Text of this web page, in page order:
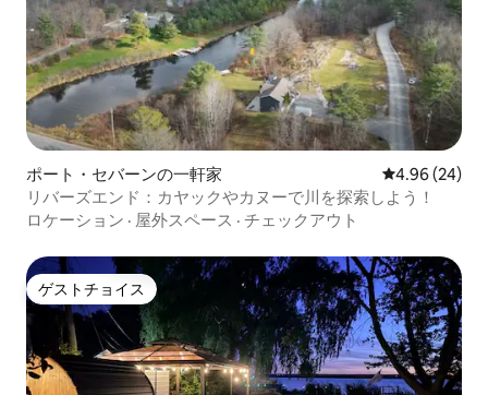
ポート・セバーンの一軒家 レビュー24
4.96 (24)
リバーズエンド：カヤックやカヌーで川を探索しよう！
ロケーション · 屋外スペース · チェックアウト
ゲストチョイス
ゲストチョイス